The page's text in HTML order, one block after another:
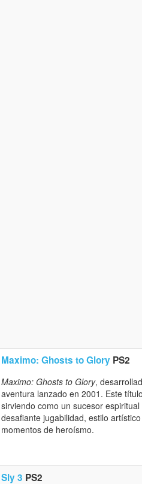
Maximo: Ghosts to Glory PS2
Maximo: Ghosts to Glory,
aventura lanzado en 2001. Este
sirviendo como un sucesor
desafiante jugabilidad, estilo
momentos de heroísmo.
Sly 3 PS2